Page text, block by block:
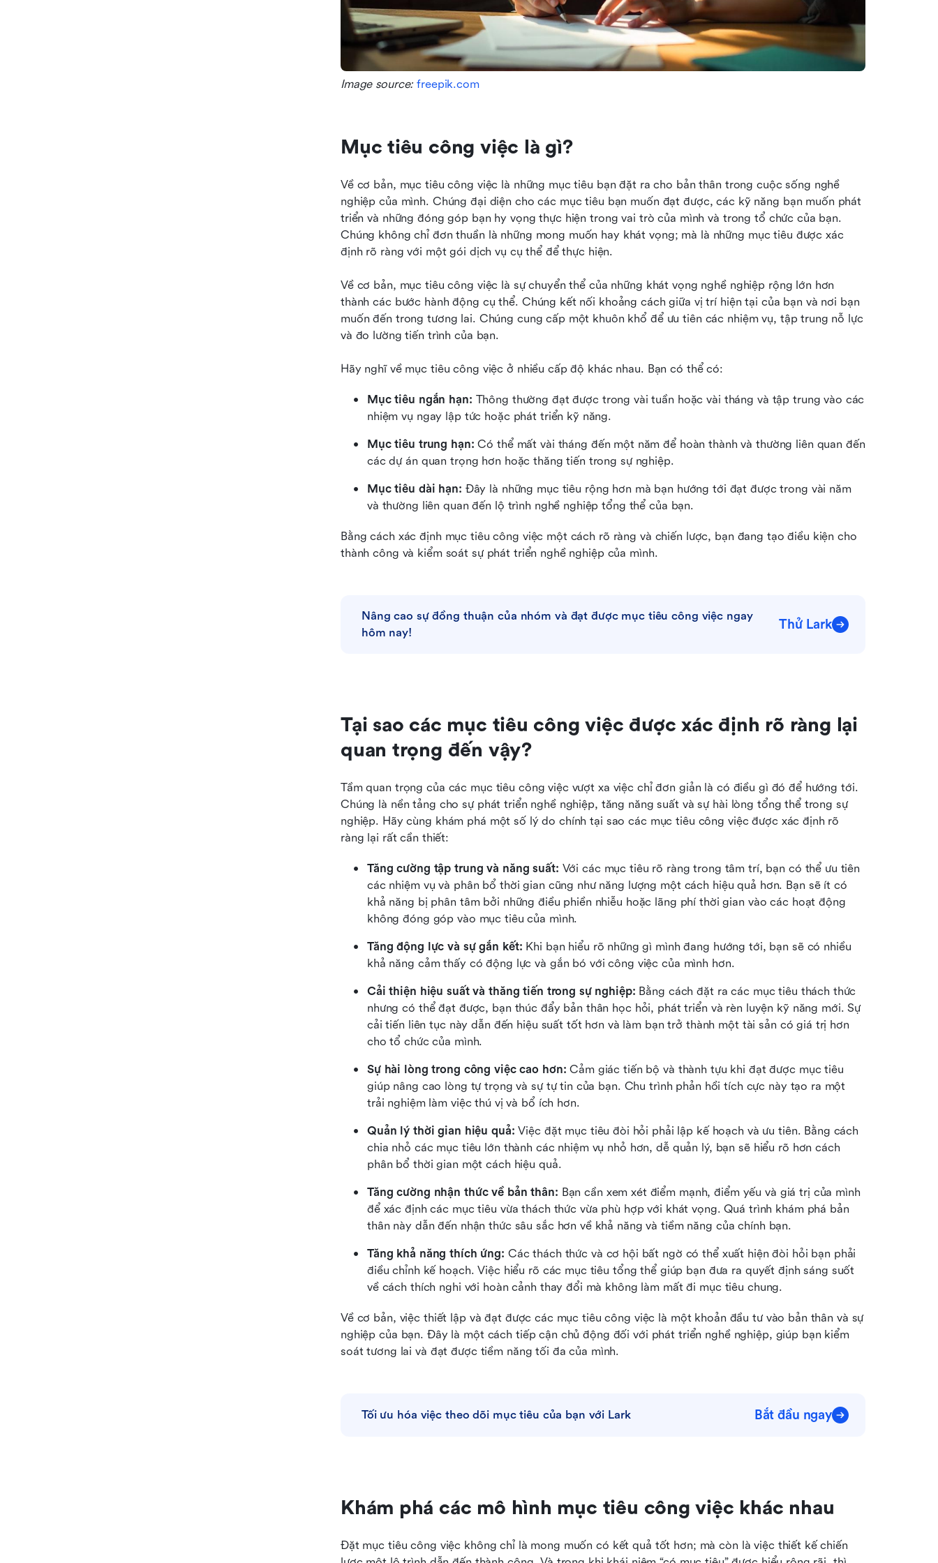
Image source: freepik.com
Mục tiêu công việc là gì?
Về cơ bản, mục tiêu công việc là những mục tiêu bạn đặt ra cho bản thân trong cuộc sống nghề
nghiệp của mình. Chúng đại diện cho các mục tiêu bạn muốn đạt được, các kỹ năng bạn muốn phát
triển và những đóng góp bạn hy vọng thực hiện trong vai trò của mình và trong tổ chức của bạn.
Chúng không chỉ đơn thuần là những mong muốn hay khát vọng; mà là những mục tiêu được xác
định rõ ràng với một gói dịch vụ cụ thể để thực hiện.
Về cơ bản, mục tiêu công việc là sự chuyển thể của những khát vọng nghề nghiệp rộng lớn hơn
thành các bước hành động cụ thể. Chúng kết nối khoảng cách giữa vị trí hiện tại của bạn và nơi bạn
muốn đến trong tương lai. Chúng cung cấp một khuôn khổ để ưu tiên các nhiệm vụ, tập trung nỗ lực
và đo lường tiến trình của bạn.
Hãy nghĩ về mục tiêu công việc ở nhiều cấp độ khác nhau. Bạn có thể có:
Mục tiêu ngắn hạn: Thông thường đạt được trong vài tuần hoặc vài tháng và tập trung vào các
nhiệm vụ ngay lập tức hoặc phát triển kỹ năng.
Mục tiêu trung hạn: Có thể mất vài tháng đến một năm để hoàn thành và thường liên quan đến
các dự án quan trọng hơn hoặc thăng tiến trong sự nghiệp.
Mục tiêu dài hạn: Đây là những mục tiêu rộng hơn mà bạn hướng tới đạt được trong vài năm
và thường liên quan đến lộ trình nghề nghiệp tổng thể của bạn.
Bằng cách xác định mục tiêu công việc một cách rõ ràng và chiến lược, bạn đang tạo điều kiện cho
thành công và kiểm soát sự phát triển nghề nghiệp của mình.
Nâng cao sự đồng thuận của nhóm và đạt được mục tiêu công việc ngay
hôm nay!
Thử Lark
Tại sao các mục tiêu công việc được xác định rõ ràng lại
quan trọng đến vậy?
Tầm quan trọng của các mục tiêu công việc vượt xa việc chỉ đơn giản là có điều gì đó để hướng tới.
Chúng là nền tảng cho sự phát triển nghề nghiệp, tăng năng suất và sự hài lòng tổng thể trong sự
nghiệp. Hãy cùng khám phá một số lý do chính tại sao các mục tiêu công việc được xác định rõ
ràng lại rất cần thiết:
Tăng cường tập trung và năng suất: Với các mục tiêu rõ ràng trong tâm trí, bạn có thể ưu tiên
các nhiệm vụ và phân bổ thời gian cũng như năng lượng một cách hiệu quả hơn. Bạn sẽ ít có
khả năng bị phân tâm bởi những điều phiền nhiễu hoặc lãng phí thời gian vào các hoạt động
không đóng góp vào mục tiêu của mình.
Tăng động lực và sự gắn kết: Khi bạn hiểu rõ những gì mình đang hướng tới, bạn sẽ có nhiều
khả năng cảm thấy có động lực và gắn bó với công việc của mình hơn.
Cải thiện hiệu suất và thăng tiến trong sự nghiệp: Bằng cách đặt ra các mục tiêu thách thức
nhưng có thể đạt được, bạn thúc đẩy bản thân học hỏi, phát triển và rèn luyện kỹ năng mới. Sự
cải tiến liên tục này dẫn đến hiệu suất tốt hơn và làm bạn trở thành một tài sản có giá trị hơn
cho tổ chức của mình.
Sự hài lòng trong công việc cao hơn: Cảm giác tiến bộ và thành tựu khi đạt được mục tiêu
giúp nâng cao lòng tự trọng và sự tự tin của bạn. Chu trình phản hồi tích cực này tạo ra một
trải nghiệm làm việc thú vị và bổ ích hơn.
Quản lý thời gian hiệu quả: Việc đặt mục tiêu đòi hỏi phải lập kế hoạch và ưu tiên. Bằng cách
chia nhỏ các mục tiêu lớn thành các nhiệm vụ nhỏ hơn, dễ quản lý, bạn sẽ hiểu rõ hơn cách
phân bổ thời gian một cách hiệu quả.
Tăng cường nhận thức về bản thân: Bạn cần xem xét điểm mạnh, điểm yếu và giá trị của mình
để xác định các mục tiêu vừa thách thức vừa phù hợp với khát vọng. Quá trình khám phá bản
thân này dẫn đến nhận thức sâu sắc hơn về khả năng và tiềm năng của chính bạn.
Tăng khả năng thích ứng: Các thách thức và cơ hội bất ngờ có thể xuất hiện đòi hỏi bạn phải
điều chỉnh kế hoạch. Việc hiểu rõ các mục tiêu tổng thể giúp bạn đưa ra quyết định sáng suốt
về cách thích nghi với hoàn cảnh thay đổi mà không làm mất đi mục tiêu chung.
Về cơ bản, việc thiết lập và đạt được các mục tiêu công việc là một khoản đầu tư vào bản thân và sự
nghiệp của bạn. Đây là một cách tiếp cận chủ động đối với phát triển nghề nghiệp, giúp bạn kiểm
soát tương lai và đạt được tiềm năng tối đa của mình.
Tối ưu hóa việc theo dõi mục tiêu của bạn với Lark Bắt đầu ngay
Khám phá các mô hình mục tiêu công việc khác nhau
Đặt mục tiêu công việc không chỉ là mong muốn có kết quả tốt hơn; mà còn là việc thiết kế chiến